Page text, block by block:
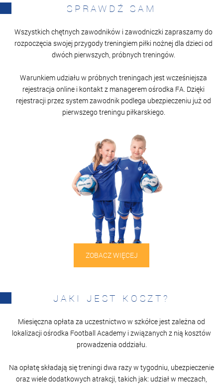
SPRAWDŹ SAM
Wszystkich chętnych zawodników i zawodniczki zapraszamy do
rozpoczęcia swojej przygody treningiem piłki nożnej dla dzieci od
dwóch pierwszych, próbnych treningów.
Warunkiem udziału w próbnych treningach jest wcześniejsza
rejestracja online i kontakt z managerem ośrodka FA. Dzięki
rejestracji przez system zawodnik podlega ubezpieczeniu już od
pierwszego treningu piłkarskiego.
ZOBACZ WIĘCEJ
JAKI JEST KOSZT?
Miesięczna opłata za uczestnictwo w szkółce jest zależna od
lokalizacji ośrodka Football Academy i związanych z nią kosztów
prowadzenia oddziału.
Na opłatę składają się treningi dwa razy w tygodniu, ubezpieczenie
oraz wiele dodatkowych atrakcji, takich jak: udział w meczach,